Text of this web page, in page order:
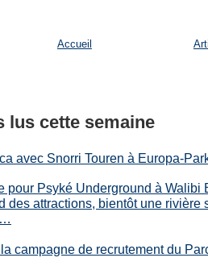
Accueil
lus cette semaine
avec Snorri Touren à Europa-
pour Psyké Underground à Walibi
des attractions, bientôt une rivière
campagne de recrutement du